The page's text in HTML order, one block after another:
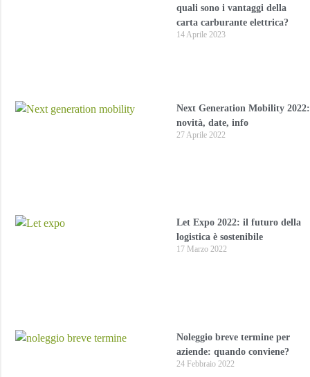
quali sono i vantaggi della
carta carburante elettrica?
14 Aprile 2023
Next Generation Mobility 2022:
novità, date, info
27 Aprile 2022
Let Expo 2022: il futuro della
logistica è sostenibile
17 Marzo 2022
Noleggio breve termine per
aziende: quando conviene?
24 Febbraio 2022